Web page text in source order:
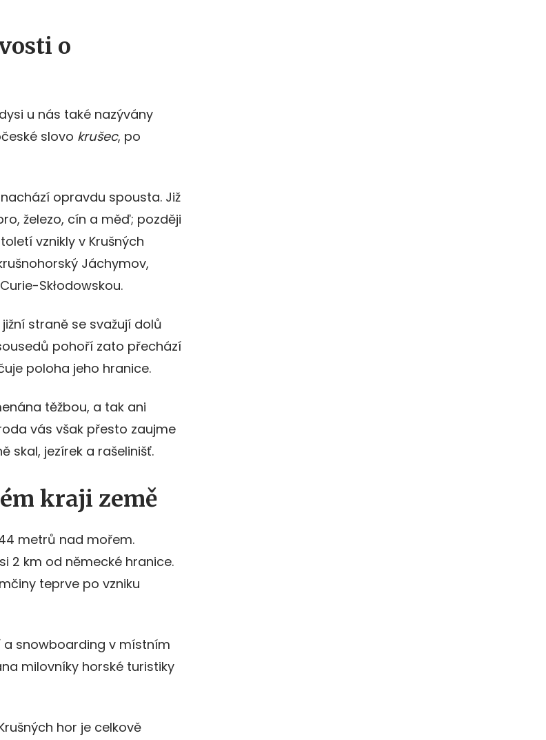
o
u nás také nazývány
slovo krušec, po
opravdu spousta. Již
železo, cín a měď; později
vznikly v Krušných
Jáchymov,
Skłodowskou.
straně se svažují dolů
pohoří zato přechází
poloha jeho hranice.
těžbou, a tak ani
vás však přesto zaujme
skal, jezírek a rašelinišť.
kraji země
metrů nad mořem.
2 km od německé hranice.
teprve po vzniku
a snowboarding v místním
milovníky horské turistiky
hor je celkově